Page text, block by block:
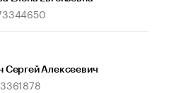
Сергей Алексеевич